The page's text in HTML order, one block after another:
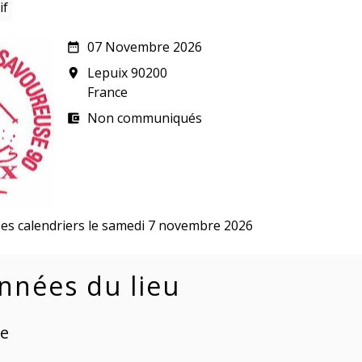
date_range 07 Novembre 2026
room
Lepuix 90200
France
account_balance_wallet Non communiqués
calendriers le samedi 7 novembre 2026
du lieu